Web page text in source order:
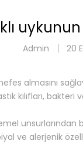
Admin 20
nefes almasını
kılıfları,
ve alerjenik